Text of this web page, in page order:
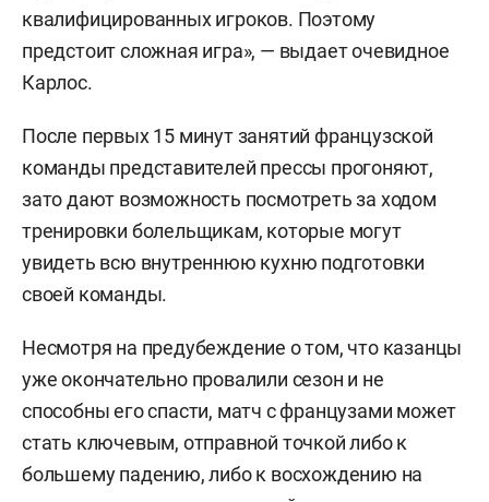
квалифицированных игроков. Поэтому
предстоит сложная игра», — выдает очевидное
Карлос.
После первых 15 минут занятий французской
команды представителей прессы прогоняют,
зато дают возможность посмотреть за ходом
тренировки болельщикам, которые могут
увидеть всю внутреннюю кухню подготовки
своей команды.
Несмотря на предубеждение о том, что казанцы
уже окончательно провалили сезон и не
способны его спасти, матч с французами может
стать ключевым, отправной точкой либо к
большему падению, либо к восхождению на